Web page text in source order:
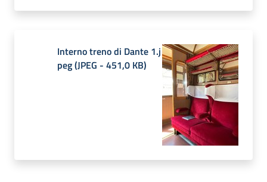
Interno treno di Dante 1.j
peg(JPEG - 451,0 KB)